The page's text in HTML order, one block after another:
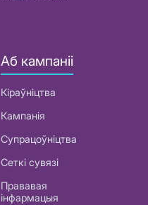
Аб кампаніі
Кіраўніцтва
Кампанія
Супрацоўніцтва
Сеткі сувязі
Прававая
інфармацыя